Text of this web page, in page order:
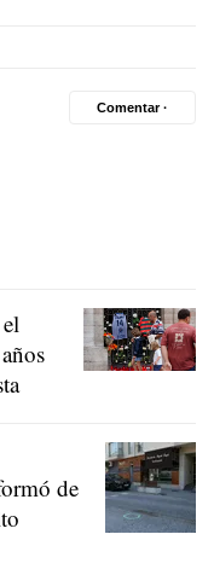
Comentar ·
de